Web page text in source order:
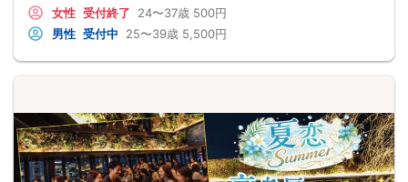
女性 受付終了 24〜37歳 500円
男性 受付中 25〜39歳 5,500円